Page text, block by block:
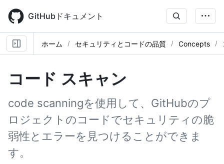
main
content
GitHubドキュメント
ホーム セキュリティとコードの品質 Concepts
コード スキャン
code scanningを使用して、GitHubのプ
ロジェクトのコードでセキュリティの脆
弱性とエラーを見つけることができま
す。